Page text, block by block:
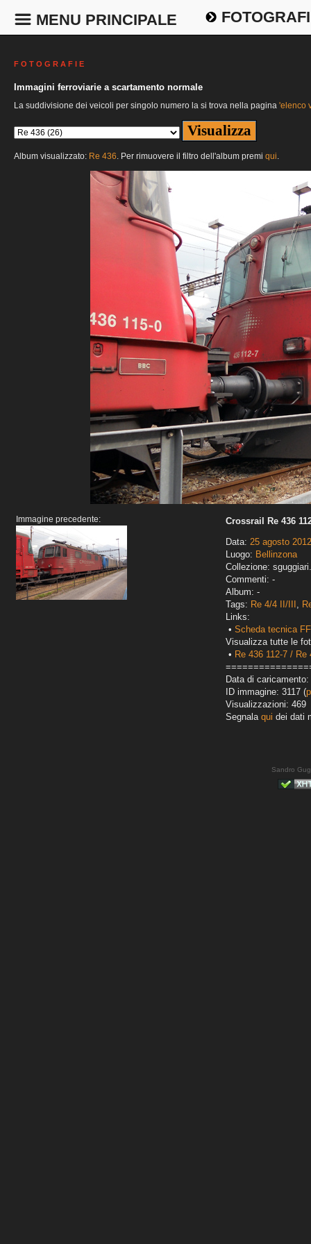
MENU PRINCIPALE
F O T O G R A F I E
Immagini ferroviarie a scartamento normale
La suddivisione dei veicoli per singolo numero la si trova nella pagina 'elenco
Album visualizzato: Re 436. Per rimuovere il filtro dell'album premi qui.
Immagine precedente:
Crossrail Re 436
Data: 25 agosto 2012
Luogo: Bellinzona
Collezione:
Commenti: -
Album: -
Tags: Re 4/4 II/III ,
Links:
• Scheda tecnica
Visualizza tutte le
• Re 436 112-7 / Re
Data di
ID immagine: 3117 (
Visualizzazioni: 469
Segnala qui dei dati
Sandro